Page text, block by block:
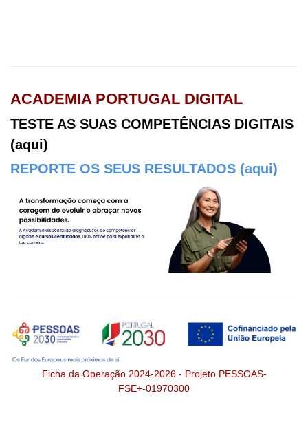
ACADEMIA PORTUGAL DIGITAL
TESTE AS SUAS COMPETÊNCIAS DIGITAIS
(aqui)
REPORTE OS SEUS RESULTADOS (aqui)
Ficha da Operação 2024-2026 - Projeto PESSOAS-
FSE+-01970300